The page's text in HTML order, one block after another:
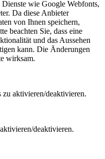
wie Google Webfonts,
Da diese Anbieter
von Ihnen speichern,
beachten Sie, dass eine
und das Aussehen
kann. Die Änderungen
wirksam.
aktivieren/deaktivieren.
deaktivieren.